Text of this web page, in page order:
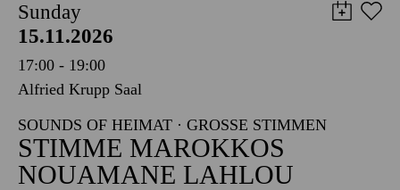
Sunday
15.11.2026
17:00 - 19:00
Alfried Krupp Saal
SOUNDS OF HEIMAT · GROSSE STIMMEN
STIMME MAROKKOS
NOUAMANE LAHLOU